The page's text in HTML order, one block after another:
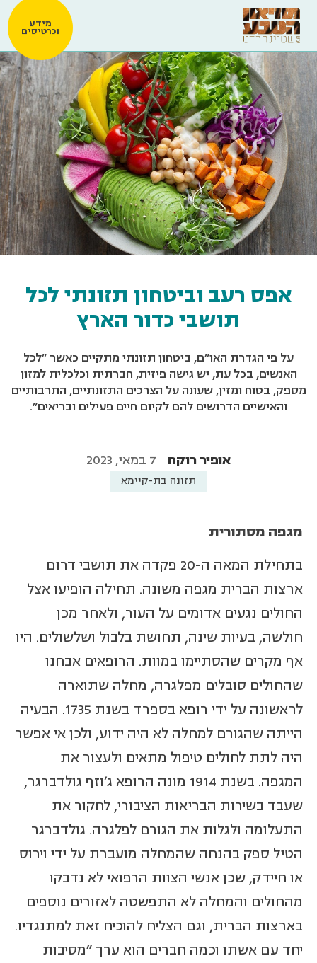
מידע
וכרטיסים
אפס רעב וביטחון תזונתי לכל
תושבי כדור הארץ
על פי הגדרת האו"ם, ביטחון תזונתי מתקיים כאשר "לכל
האנשים, בכל עת, יש גישה פיזית, חברתית וכלכלית למזון
מספק, בטוח ומזין, שעונה על הצרכים התזונתיים, התרבותיים
והאישיים הדרושים להם לקיום חיים פעילים ובריאים".
אופיר רוקח 7 במאי, 2023
תזונה בת-קיימא
מגפה מסתורית
בתחילת המאה ה-20 פקדה את תושבי דרום
ארצות הברית מגפה משונה. תחילה הופיעו אצל
החולים נגעים אדומים על העור, ולאחר מכן
חולשה, בעיות שינה, תחושת בלבול ושלשולים. היו
אף מקרים שהסתיימו במוות. הרופאים אבחנו
שהחולים סובלים מפלגרה, מחלה שתוארה
לראשונה על ידי רופא בספרד בשנת 1735. הבעיה
הייתה שהגורם למחלה לא היה ידוע, ולכן אי אפשר
היה לתת לחולים טיפול מתאים ולעצור את
המגפה. בשנת 1914 מונה הרופא ג'וזף גולדברגר,
שעבד בשירות הבריאות הציבורי, לחקור את
התעלומה ולגלות את הגורם לפלגרה. גולדברגר
הטיל ספק בהנחה שהמחלה מועברת על ידי וירוס
או חיידק, שכן אנשי הצוות הרפואי לא נדבקו
מהחולים והמחלה לא התפשטה לאזורים נוספים
בארצות הברית, וגם הצליח להוכיח זאת למתנגדיו.
יחד עם אשתו וכמה חברים הוא ערך "מסיבות